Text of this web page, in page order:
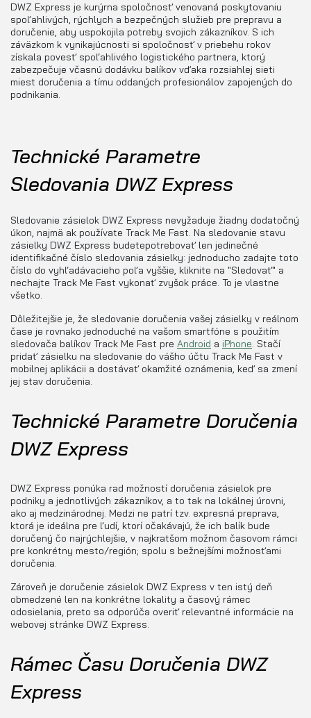
DWZ Express je kurýrna spoločnosť venovaná poskytovaniu
spoľahlivých, rýchlych a bezpečných služieb pre prepravu a
doručenie, aby uspokojila potreby svojich zákazníkov. S ich
záväzkom k vynikajúcnosti si spoločnosť v priebehu rokov
získala povesť spoľahlivého logistického partnera, ktorý
zabezpečuje včasnú dodávku balíkov vďaka rozsiahlej sieti
miest doručenia a tímu oddaných profesionálov zapojených do
podnikania.
Technické Parametre
Sledovania DWZ Express
Sledovanie zásielok DWZ Express nevyžaduje žiadny dodatočný
úkon, najmä ak používate Track Me Fast. Na sledovanie stavu
zásielky DWZ Express budetepotrebovať len jedinečné
identifikačné číslo sledovania zásielky: jednoducho zadajte toto
číslo do vyhľadávacieho poľa vyššie, kliknite na "Sledovať" a
nechajte Track Me Fast vykonať zvyšok práce. To je vlastne
všetko.
Dôležitejšie je, že sledovanie doručenia vašej zásielky v reálnom
čase je rovnako jednoduché na vašom smartfóne s použitím
sledovača balíkov Track Me Fast pre Android a iPhone. Stačí
pridať zásielku na sledovanie do vášho účtu Track Me Fast v
mobilnej aplikácii a dostávať okamžité oznámenia, keď sa zmení
jej stav doručenia.
Technické Parametre Doručenia
DWZ Express
DWZ Express ponúka rad možností doručenia zásielok pre
podniky a jednotlivých zákazníkov, a to tak na lokálnej úrovni,
ako aj medzinárodnej. Medzi ne patrí tzv. expresná preprava,
ktorá je ideálna pre ľudí, ktorí očakávajú, že ich balík bude
doručený čo najrýchlejšie, v najkratšom možnom časovom rámci
pre konkrétny mesto/región; spolu s bežnejšími možnosťami
doručenia.
Zároveň je doručenie zásielok DWZ Express v ten istý deň
obmedzené len na konkrétne lokality a časový rámec
odosielania, preto sa odporúča overiť relevantné informácie na
webovej stránke DWZ Express.
Rámec Času Doručenia DWZ
Express